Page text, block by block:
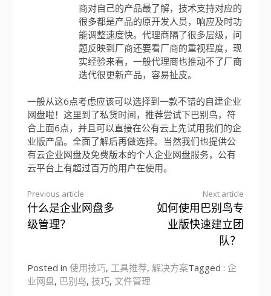
商对自己的产品最了解，技术支持对应的
很多都是产品的原开发人员，响应及时功
能调整速度快。代理商隔了很多层级，问
题反映到厂商还要看厂商的重视程度，现
实经验来看，一般代理商也推动不了厂商
迭代很更新产品，容易扯皮。
一般从这6点考虑应该可以选择到一款不错的自建企业
网盘啦！这里到了私货时间，推荐尝试下巴别鸟，符
合上面6点，并且可以直接在公有云上先试用我们的企
业版产品。全面了解后再做选择。当然我们也提供公
有云企业网盘及免费版本的个人企业网盘服务，公有
云平台上有超过百万的用户在使用。
Continue
Reading
Previous article
什么是企业网盘多
级管理？
Next article
如何使用巴别鸟专
业版快速建立团
队？
Posted in 使用技巧, 工具推荐, 解决方案Tagged : 企
业网盘, 巴别鸟, 技巧, 文件管理